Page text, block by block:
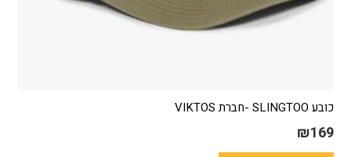
כובע SLINGTOO -חברת VIKTOS
₪169